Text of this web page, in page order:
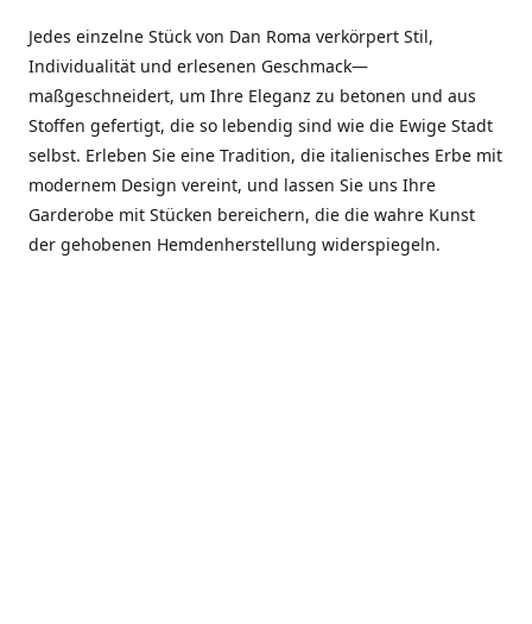
Jedes einzelne Stück von Dan Roma verkörpert Stil,
Individualität und erlesenen Geschmack—
maßgeschneidert, um Ihre Eleganz zu betonen und aus
Stoffen gefertigt, die so lebendig sind wie die Ewige Stadt
selbst. Erleben Sie eine Tradition, die italienisches Erbe mit
modernem Design vereint, und lassen Sie uns Ihre
Garderobe mit Stücken bereichern, die die wahre Kunst
der gehobenen Hemdenherstellung widerspiegeln.